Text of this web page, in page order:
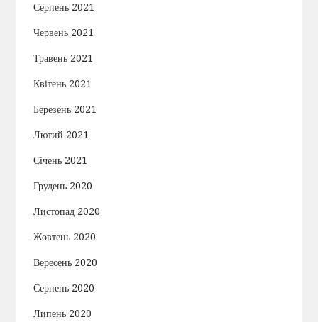
Серпень 2021
Червень 2021
Травень 2021
Квітень 2021
Березень 2021
Лютий 2021
Січень 2021
Грудень 2020
Листопад 2020
Жовтень 2020
Вересень 2020
Серпень 2020
Липень 2020